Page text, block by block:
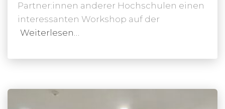
Partner:innen anderer Hochschulen einen
interessanten Workshop auf der
Weiterlesen…